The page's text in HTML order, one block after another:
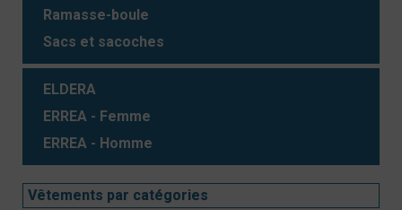
Ramasse-boule
Sacs et sacoches
ELDERA
ERREA - Femme
ERREA - Homme
Vêtements par catégories